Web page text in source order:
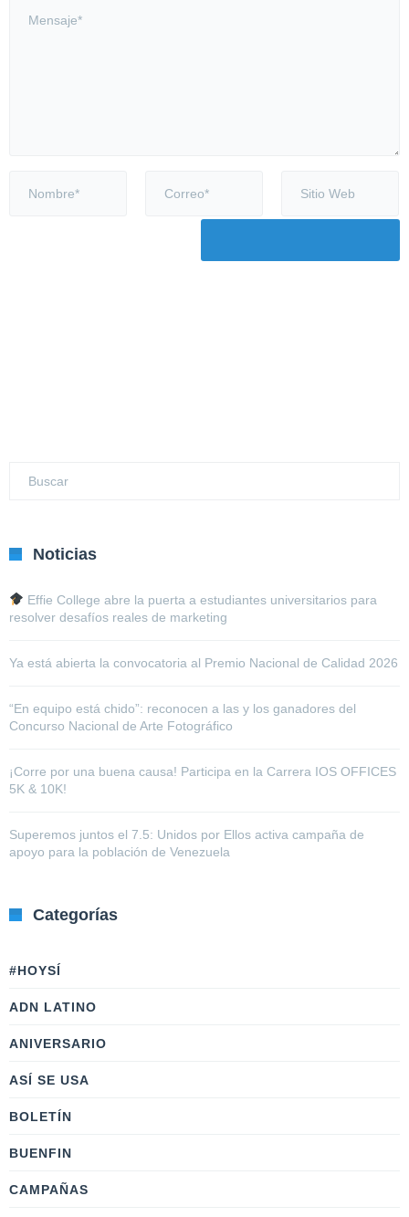
Noticias
Effie College abre la puerta a estudiantes universitarios para
resolver desafíos reales de marketing
Ya está abierta la convocatoria al Premio Nacional de Calidad 2026
“En equipo está chido”: reconocen a las y los ganadores del
Concurso Nacional de Arte Fotográfico
¡Corre por una buena causa! Participa en la Carrera IOS OFFICES
5K & 10K!
Superemos juntos el 7.5: Unidos por Ellos activa campaña de
apoyo para la población de Venezuela
Categorías
#HOYSÍ
ADN LATINO
ANIVERSARIO
ASÍ SE USA
BOLETÍN
BUENFIN
CAMPAÑAS